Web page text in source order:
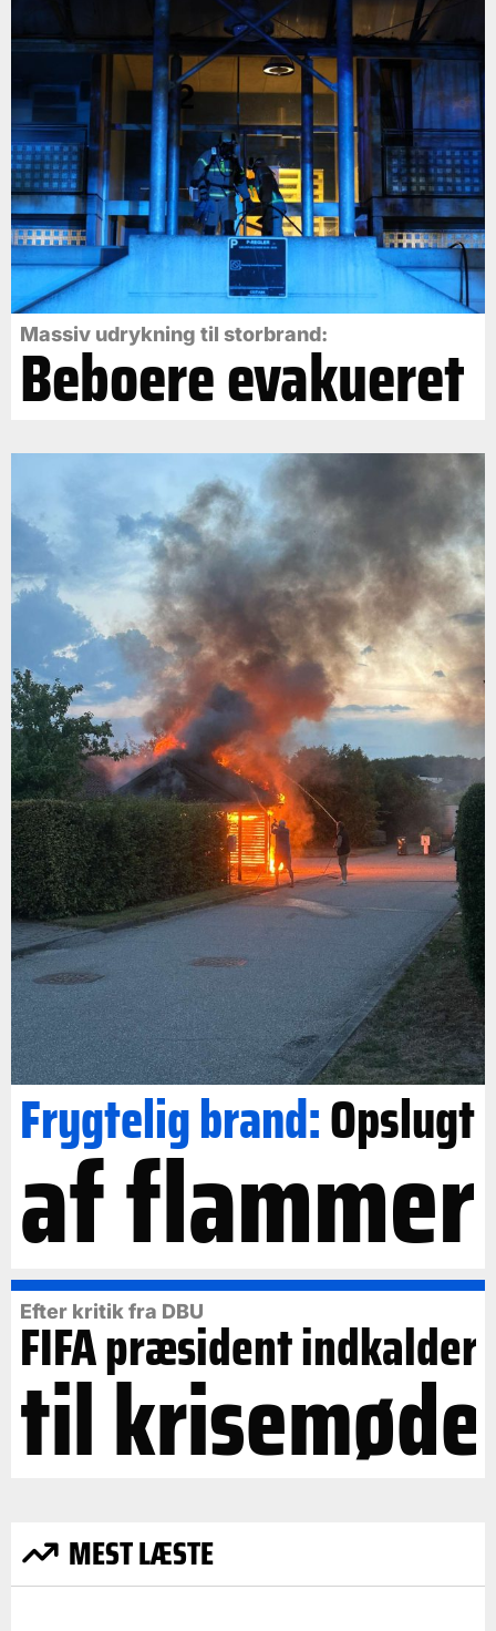
Massiv udrykning til storbrand:
Beboere evakueret
Frygtelig brand:Opslugt
af flammer
Efter kritik fra DBU
FIFA præsident indkalder
til krisemøde
MEST LÆSTE